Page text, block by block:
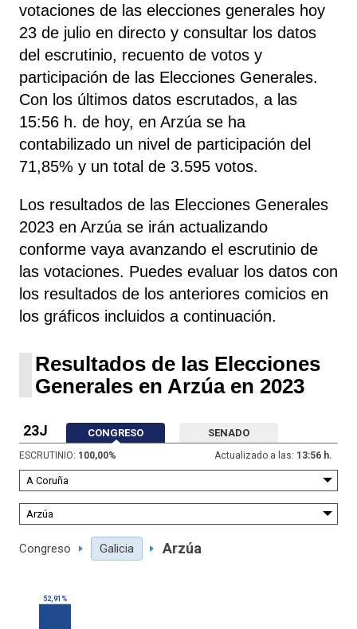
votaciones de las elecciones generales hoy
23 de julio en directo y consultar los datos
del escrutinio, recuento de votos y
participación de las Elecciones Generales.
Con los últimos datos escrutados, a las
15:56 h. de hoy, en Arzúa se ha
contabilizado un nivel de participación del
71,85% y un total de 3.595 votos.
Los resultados de las Elecciones Generales
2023 en Arzúa se irán actualizando
conforme vaya avanzando el escrutinio de
las votaciones. Puedes evaluar los datos con
los resultados de los anteriores comicios en
los gráficos incluidos a continuación.
Resultados de las Elecciones
Generales en Arzúa en 2023
23J CONGRESO SENADO
ESCRUTINIO: 100,00% Actualizado a las: 13:56 h.
Congreso Galicia Arzúa
52,91%